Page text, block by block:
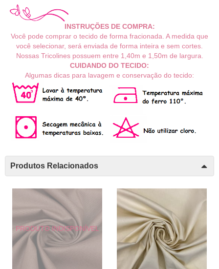
INSTRUÇÕES DE COMPRA:
Você pode comprar o tecido de forma fracionada. A medida que
você selecionar, será enviada de forma inteira e sem cortes.
Nossas Tricolines possuem entre 1,40m e 1,50m de largura.
CUIDANDO DO TECIDO:
Algumas dicas para lavagem e conservação do tecido:
Produtos Relacionados